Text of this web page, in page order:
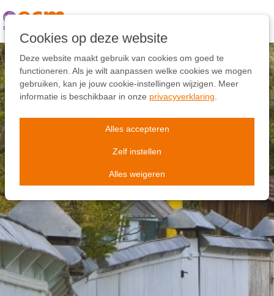
Cookies op deze website
Deze website maakt gebruik van cookies om goed te
functioneren. Als je wilt aanpassen welke cookies we mogen
gebruiken, kan je jouw cookie-instellingen wijzigen. Meer
informatie is beschikbaar in onze privacyverklaring
Alles accepteren
Zelf instellen
Alles weigeren
overslaan
naar
de
inhoud
Ga
naar
navigatie